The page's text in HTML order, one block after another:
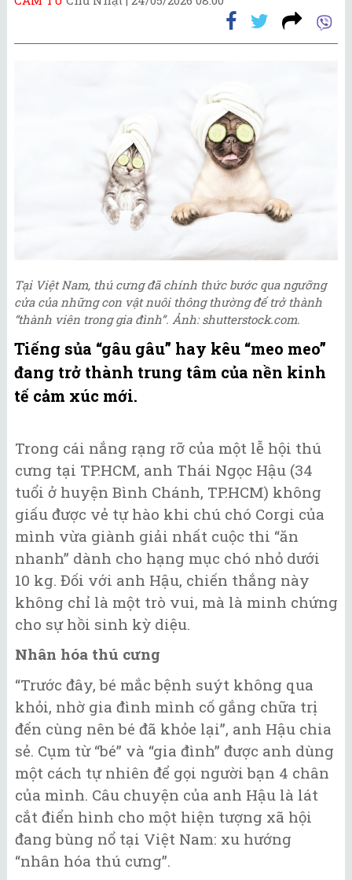
Tại Việt Nam, thú cưng đã chính thức bước qua ngưỡng
cửa của những con vật nuôi thông thường để trở thành
“thành viên trong gia đình”. Ảnh: shutterstock.com.
Tiếng sủa “gâu gâu” hay kêu “meo meo”
đang trở thành trung tâm của nền kinh
tế cảm xúc mới.
Trong cái nắng rạng rỡ của một lễ hội thú
cưng tại TP.HCM, anh Thái Ngọc Hậu (34
tuổi ở huyện Bình Chánh, TP.HCM) không
giấu được vẻ tự hào khi chú chó Corgi của
mình vừa giành giải nhất cuộc thi “ăn
nhanh” dành cho hạng mục chó nhỏ dưới
10 kg. Đối với anh Hậu, chiến thắng này
không chỉ là một trò vui, mà là minh chứng
cho sự hồi sinh kỳ diệu.
Nhân hóa thú cưng
“Trước đây, bé mắc bệnh suýt không qua
khỏi, nhờ gia đình mình cố gắng chữa trị
đến cùng nên bé đã khỏe lại”, anh Hậu chia
sẻ. Cụm từ “bé” và “gia đình” được anh dùng
một cách tự nhiên để gọi người bạn 4 chân
của mình. Câu chuyện của anh Hậu là lát
cắt điển hình cho một hiện tượng xã hội
đang bùng nổ tại Việt Nam: xu hướng
“nhân hóa thú cưng”.